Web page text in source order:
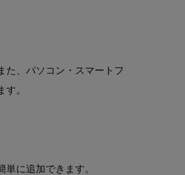
、パソコン・スマートフ
。
に追加できます。